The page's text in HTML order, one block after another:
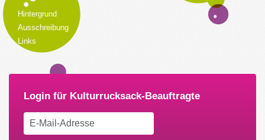
Hintergrund
Ausschreibung
Links